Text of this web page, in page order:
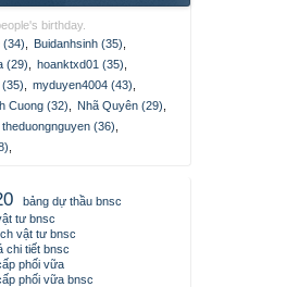
birthday.
(34)
Buidanhsinh (35)
(29)
hoanktxd01 (35)
myduyen4004 (43)
Cuong (32)
Nhã Quyên (29)
theduongnguyen (36)
bảng dự thầu bnsc
tư bnsc
vật tư bnsc
chi tiết bnsc
phối vữa
phối vữa bnsc